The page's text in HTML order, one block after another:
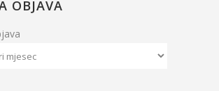
OBJAVA